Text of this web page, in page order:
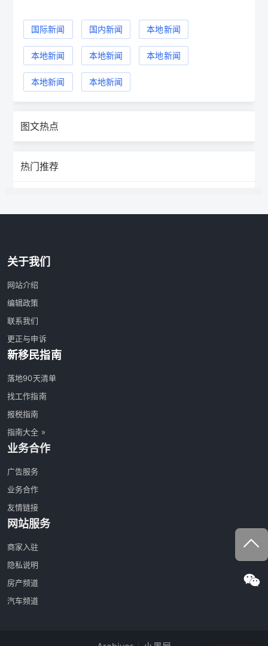
国际新闻 国内新闻 本地新闻
本地新闻 本地新闻 本地新闻
本地新闻 本地新闻
图文热点
热门推荐
关于我们
网站介绍
编辑政策
联系我们
更正与申诉
新移民指南
落地90天清单
找工作指南
报税指南
指南大全 »
业务合作
广告服务
业务合作
友情链接
网站服务
商家入驻
隐私说明
房产频道
汽车频道